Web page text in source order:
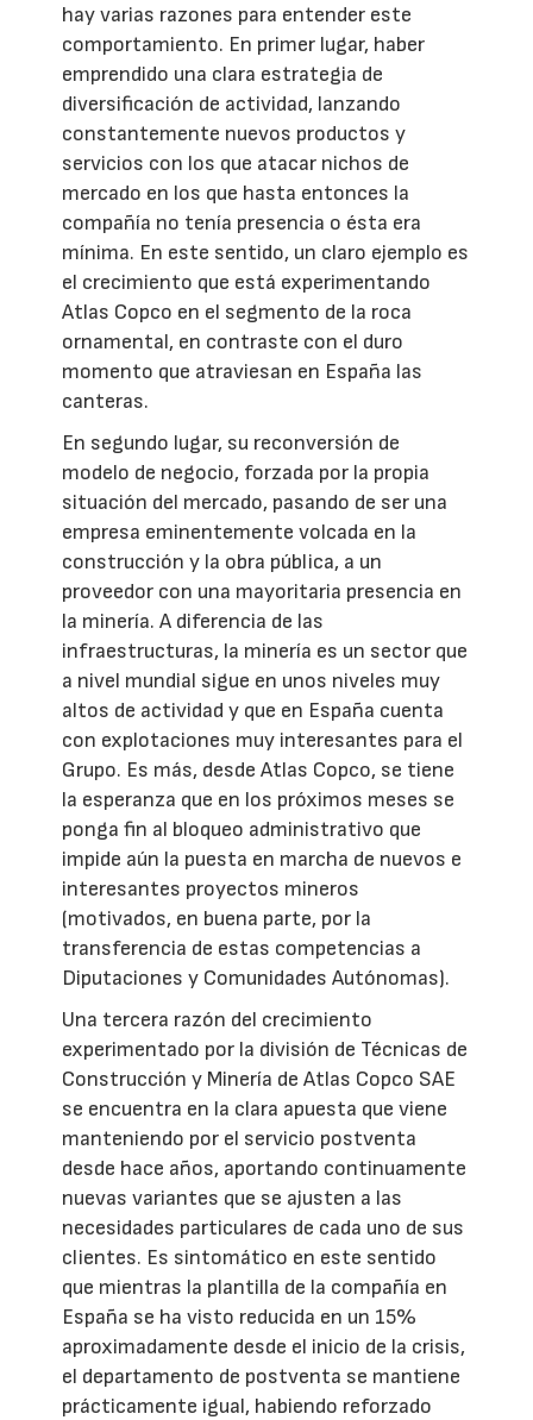
hay varias razones para entender este
comportamiento. En primer lugar, haber
emprendido una clara estrategia de
diversificación de actividad, lanzando
constantemente nuevos productos y
servicios con los que atacar nichos de
mercado en los que hasta entonces la
compañía no tenía presencia o ésta era
mínima. En este sentido, un claro ejemplo es
el crecimiento que está experimentando
Atlas Copco en el segmento de la roca
ornamental, en contraste con el duro
momento que atraviesan en España las
canteras.
En segundo lugar, su reconversión de
modelo de negocio, forzada por la propia
situación del mercado, pasando de ser una
empresa eminentemente volcada en la
construcción y la obra pública, a un
proveedor con una mayoritaria presencia en
la minería. A diferencia de las
infraestructuras, la minería es un sector que
a nivel mundial sigue en unos niveles muy
altos de actividad y que en España cuenta
con explotaciones muy interesantes para el
Grupo. Es más, desde Atlas Copco, se tiene
la esperanza que en los próximos meses se
ponga fin al bloqueo administrativo que
impide aún la puesta en marcha de nuevos e
interesantes proyectos mineros
(motivados, en buena parte, por la
transferencia de estas competencias a
Diputaciones y Comunidades Autónomas).
Una tercera razón del crecimiento
experimentado por la división de Técnicas de
Construcción y Minería de Atlas Copco SAE
se encuentra en la clara apuesta que viene
manteniendo por el servicio postventa
desde hace años, aportando continuamente
nuevas variantes que se ajusten a las
necesidades particulares de cada uno de sus
clientes. Es sintomático en este sentido
que mientras la plantilla de la compañía en
España se ha visto reducida en un 15%
aproximadamente desde el inicio de la crisis,
el departamento de postventa se mantiene
prácticamente igual, habiendo reforzado